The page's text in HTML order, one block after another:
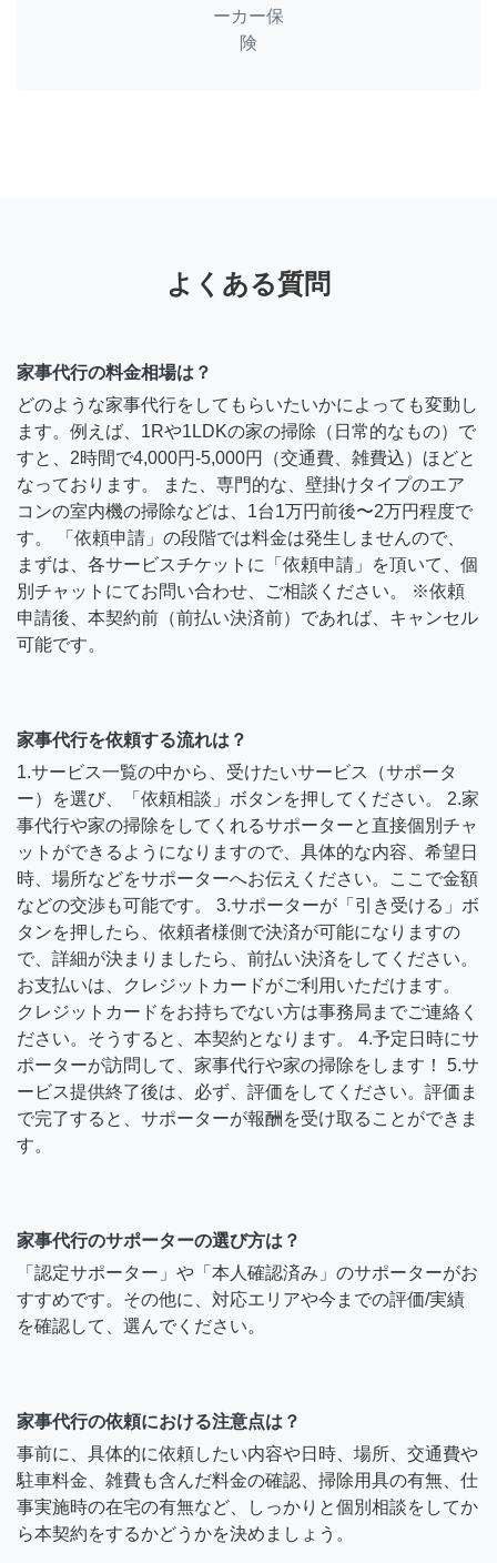
ーカー保
険
よくある質問
家事代行の料金相場は？
どのような家事代行をしてもらいたいかによっても変動し
ます。例えば、1Rや1LDKの家の掃除（日常的なもの）で
すと、2時間で4,000円-5,000円（交通費、雑費込）ほどと
なっております。 また、専門的な、壁掛けタイプのエア
コンの室内機の掃除などは、1台1万円前後〜2万円程度で
す。 「依頼申請」の段階では料金は発生しませんので、
まずは、各サービスチケットに「依頼申請」を頂いて、個
別チャットにてお問い合わせ、ご相談ください。 ※依頼
申請後、本契約前（前払い決済前）であれば、キャンセル
可能です。
家事代行を依頼する流れは？
1.サービス一覧の中から、受けたいサービス（サポータ
ー）を選び、「依頼相談」ボタンを押してください。 2.家
事代行や家の掃除をしてくれるサポーターと直接個別チャ
ットができるようになりますので、具体的な内容、希望日
時、場所などをサポーターへお伝えください。ここで金額
などの交渉も可能です。 3.サポーターが「引き受ける」ボ
タンを押したら、依頼者様側で決済が可能になりますの
で、詳細が決まりましたら、前払い決済をしてください。
お支払いは、クレジットカードがご利用いただけます。
クレジットカードをお持ちでない方は事務局までご連絡く
ださい。そうすると、本契約となります。 4.予定日時にサ
ポーターが訪問して、家事代行や家の掃除をします！ 5.サ
ービス提供終了後は、必ず、評価をしてください。評価ま
で完了すると、サポーターが報酬を受け取ることができま
す。
家事代行のサポーターの選び方は？
「認定サポーター」や「本人確認済み」のサポーターがお
すすめです。その他に、対応エリアや今までの評価/実績
を確認して、選んでください。
家事代行の依頼における注意点は？
事前に、具体的に依頼したい内容や日時、場所、交通費や
駐車料金、雑費も含んだ料金の確認、掃除用具の有無、仕
事実施時の在宅の有無など、しっかりと個別相談をしてか
ら本契約をするかどうかを決めましょう。